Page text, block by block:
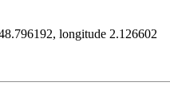
longitude 2.126602